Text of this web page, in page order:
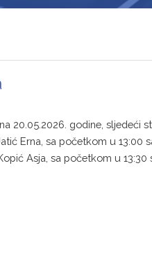
20.05.2026. godine, sljedeći
Erna, sa početkom u 13:00
Asja, sa početkom u